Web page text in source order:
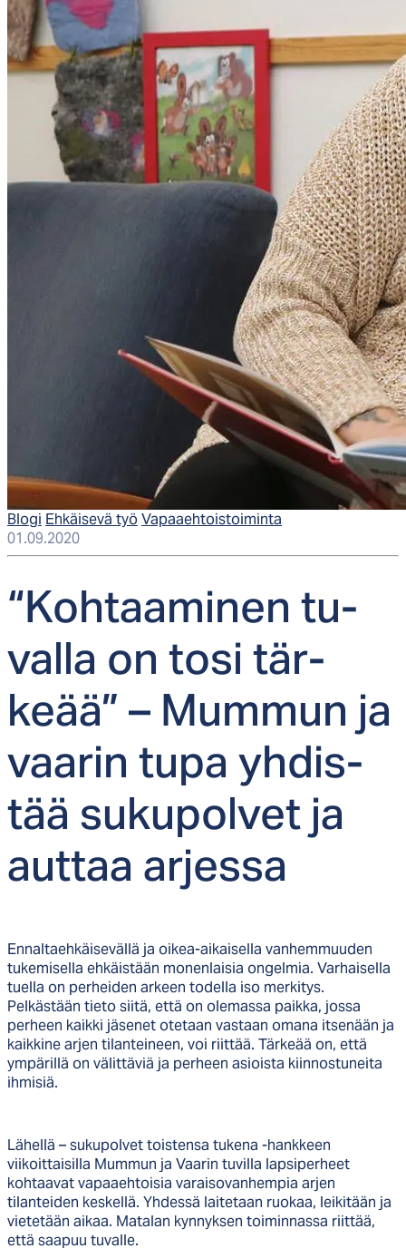
Blogi Ehkäisevä työVapaaehtoistoiminta
01.09.2020
“Koh­taa­mi­nen tu­
val­la on to­si tär­
keää” – Mum­mun ja
vaa­rin tu­pa yh­dis­
tää su­ku­pol­vet ja
aut­taa ar­jes­sa
Ennaltaehkäisevällä ja oikea-aikaisella vanhemmuuden
tukemisella ehkäistään monenlaisia ongelmia. Varhaisella
tuella on perheiden arkeen todella iso merkitys.
Pelkästään tieto siitä, että on olemassa paikka, jossa
perheen kaikki jäsenet otetaan vastaan omana itsenään ja
kaikkine arjen tilanteineen, voi riittää. Tärkeää on, että
ympärillä on välittäviä ja perheen asioista kiinnostuneita
ihmisiä.
Lähellä – sukupolvet toistensa tukena -hankkeen
viikoittaisilla Mummun ja Vaarin tuvilla lapsiperheet
kohtaavat vapaaehtoisia varaisovanhempia arjen
tilanteiden keskellä. Yhdessä laitetaan ruokaa, leikitään ja
vietetään aikaa. Matalan kynnyksen toiminnassa riittää,
että saapuu tuvalle.